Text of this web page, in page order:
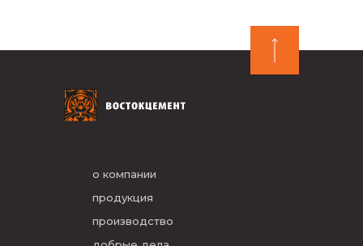
о компании
продукция
производство